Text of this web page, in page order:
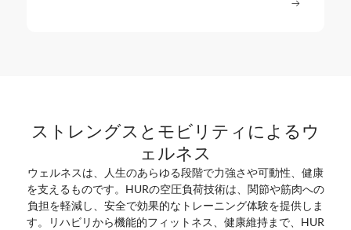
ストレングスとモビリティによるウ
ェルネス
ウェルネスは、人生のあらゆる段階で力強さや可動性、健康
を支えるものです。HURの空圧負荷技術は、関節や筋肉への
負担を軽減し、安全で効果的なトレーニング体験を提供しま
す。リハビリから機能的フィットネス、健康維持まで、HUR